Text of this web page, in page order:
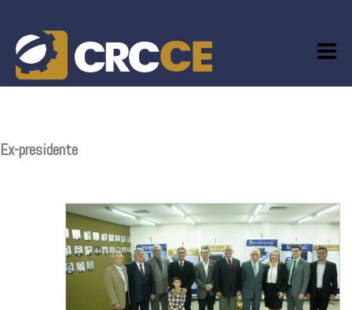
content
Ex-presidente